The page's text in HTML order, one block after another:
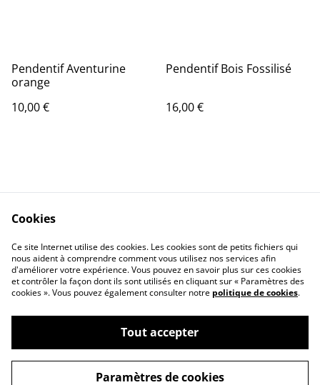
Pendentif Aventurine
orange
10,00 €
Pendentif Bois Fossilisé
16,00 €
Contact Us
Legal Terms
Privacy Policy
Cookie Policy
©2026Terra Nova Minéraux
Cookies
Ce site Internet utilise des cookies. Les cookies sont de petits fichiers qui
nous aident à comprendre comment vous utilisez nos services afin
d'améliorer votre expérience. Vous pouvez en savoir plus sur ces cookies
et contrôler la façon dont ils sont utilisés en cliquant sur « Paramètres des
cookies ». Vous pouvez également consulter notre politique de cookies.
Tout accepter
Paramètres de cookies